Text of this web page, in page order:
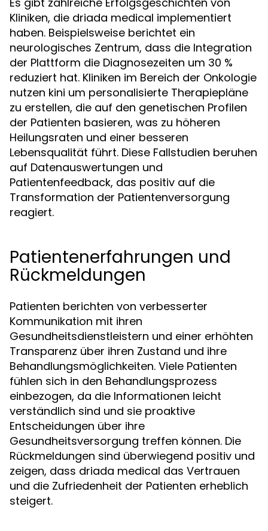
Kliniken, die driada medical implementiert
haben. Beispielsweise berichtet ein
neurologisches Zentrum, dass die Integration
der Plattform die Diagnosezeiten um 30 %
reduziert hat. Kliniken im Bereich der Onkologie
nutzen kini um personalisierte Therapiepläne
zu erstellen, die auf den genetischen Profilen
der Patienten basieren, was zu höheren
Heilungsraten und einer besseren
Lebensqualität führt. Diese Fallstudien beruhen
auf Datenauswertungen und
Patientenfeedback, das positiv auf die
Transformation der Patientenversorgung
reagiert.
Patientenerfahrungen und
Rückmeldungen
Patienten berichten von verbesserter
Kommunikation mit ihren
Gesundheitsdienstleistern und einer erhöhten
Transparenz über ihren Zustand und ihre
Behandlungsmöglichkeiten. Viele Patienten
fühlen sich in den Behandlungsprozess
einbezogen, da die Informationen leicht
verständlich sind und sie proaktive
Entscheidungen über ihre
Gesundheitsversorgung treffen können. Die
Rückmeldungen sind überwiegend positiv und
zeigen, dass driada medical das Vertrauen
und die Zufriedenheit der Patienten erheblich
steigert.